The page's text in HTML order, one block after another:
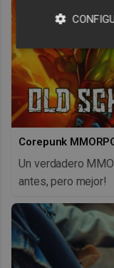
Corepunk
Un verdadero
antes, pero mejor!